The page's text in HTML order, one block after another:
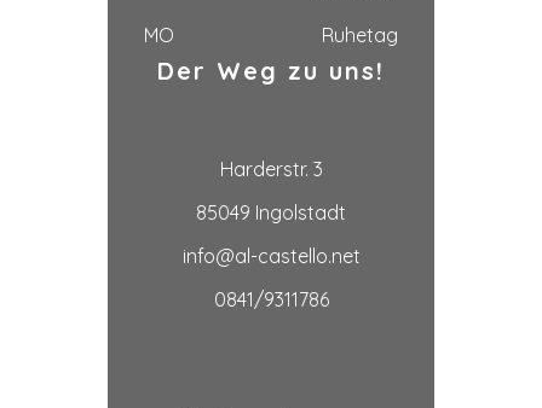
MO
Ruhetag
Der Weg zu uns!
Harderstr. 3
85049 Ingolstadt
info@al-castello.net
0841/9311786